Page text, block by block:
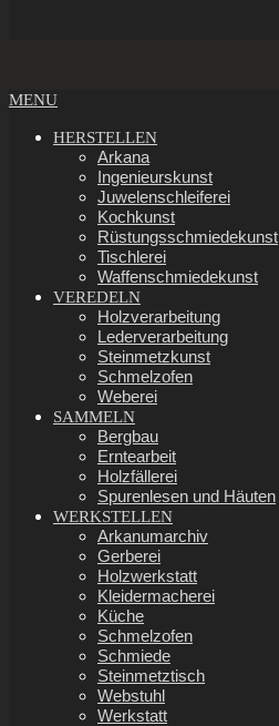
Secondary
Menu
MENU
HERSTELLEN
Arkana
Ingenieurskunst
Juwelenschleiferei
Kochkunst
Rüstungsschmiedekunst
Tischlerei
Waffenschmiedekunst
VEREDELN
Holzverarbeitung
Lederverarbeitung
Steinmetzkunst
Schmelzofen
Weberei
SAMMELN
Bergbau
Erntearbeit
Holzfällerei
Spurenlesen und Häuten
WERKSTELLEN
Arkanumarchiv
Gerberei
Holzwerkstatt
Kleidermacherei
Küche
Schmelzofen
Schmiede
Steinmetztisch
Webstuhl
Werkstatt